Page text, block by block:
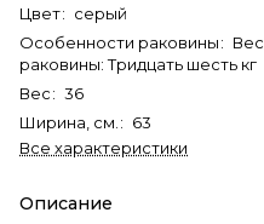
Цвет: серый
Особенности раковины: Вес
раковины: Тридцать шесть кг
Вес: 36
Ширина, см. : 63
Все характеристики
Описание